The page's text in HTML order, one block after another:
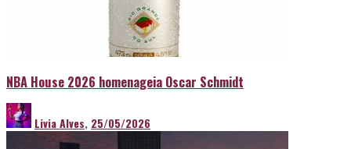
NBA House 2026 homenageia Oscar Schmidt
Livia Alves, 25/05/2026